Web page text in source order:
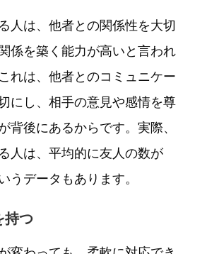
人は、他者との関係性を大切
係を築く能力が高いと言われ
れは、他者とのコミュニケー
にし、相手の意見や感情を尊
背後にあるからです。実際、
人は、平均的に友人の数が
うデータもあります。
つ